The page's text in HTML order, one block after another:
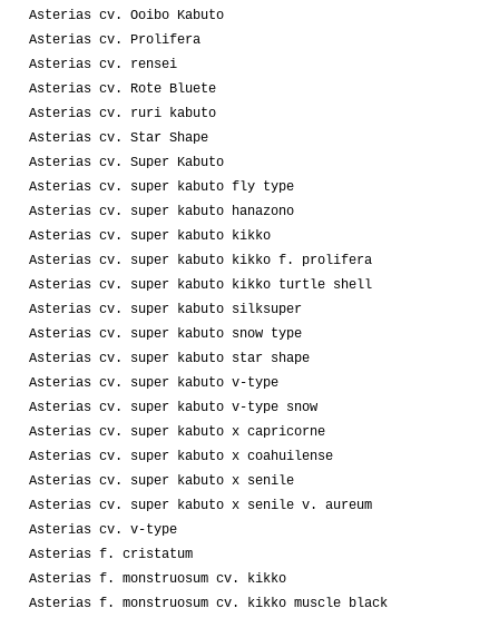
Asterias cv. Ooibo Kabuto
Asterias cv. Prolifera
Asterias cv. rensei
Asterias cv. Rote Bluete
Asterias cv. ruri kabuto
Asterias cv. Star Shape
Asterias cv. Super Kabuto
Asterias cv. super kabuto fly type
Asterias cv. super kabuto hanazono
Asterias cv. super kabuto kikko
Asterias cv. super kabuto kikko f. prolifera
Asterias cv. super kabuto kikko turtle shell
Asterias cv. super kabuto silksuper
Asterias cv. super kabuto snow type
Asterias cv. super kabuto star shape
Asterias cv. super kabuto v-type
Asterias cv. super kabuto v-type snow
Asterias cv. super kabuto x capricorne
Asterias cv. super kabuto x coahuilense
Asterias cv. super kabuto x senile
Asterias cv. super kabuto x senile v. aureum
Asterias cv. v-type
Asterias f. cristatum
Asterias f. monstruosum cv. kikko
Asterias f. monstruosum cv. kikko muscle black